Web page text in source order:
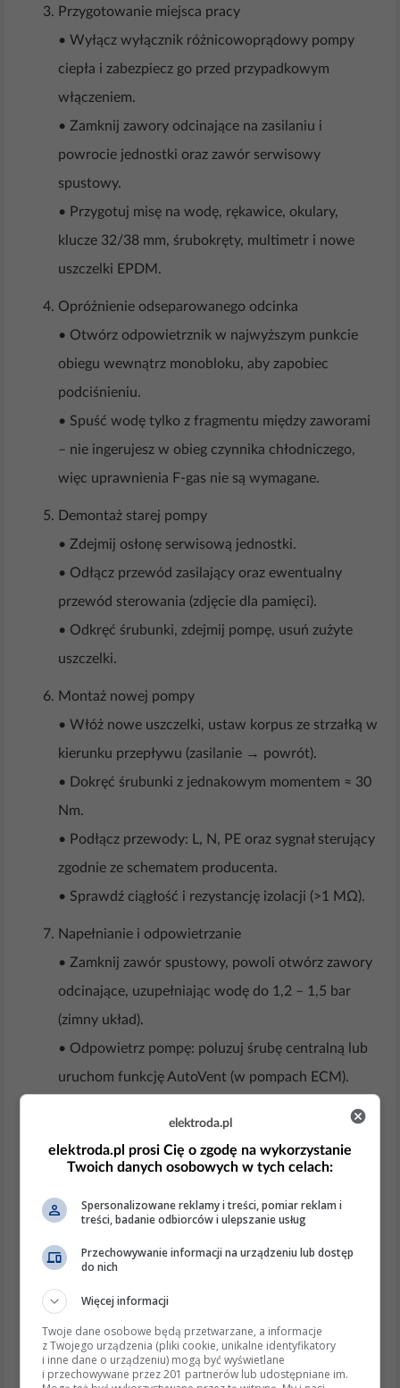
Przygotowanie miejsca pracy
• Wyłącz wyłącznik różnicowoprądowy pompy
ciepła i zabezpiecz go przed przypadkowym
włączeniem.
• Zamknij zawory odcinające na zasilaniu i
powrocie jednostki oraz zawór serwisowy
spustowy.
• Przygotuj misę na wodę, rękawice, okulary,
klucze 32/38 mm, śrubokręty, multimetr i nowe
uszczelki EPDM.
Opróżnienie odseparowanego odcinka
• Otwórz odpowietrznik w najwyższym punkcie
obiegu wewnątrz monobloku, aby zapobiec
podciśnieniu.
• Spuść wodę tylko z fragmentu między zaworami
– nie ingerujesz w obieg czynnika chłodniczego,
więc uprawnienia F-gas nie są wymagane.
Demontaż starej pompy
• Zdejmij osłonę serwisową jednostki.
• Odłącz przewód zasilający oraz ewentualny
przewód sterowania (zdjęcie dla pamięci).
• Odkręć śrubunki, zdejmij pompę, usuń zużyte
uszczelki.
Montaż nowej pompy
• Włóż nowe uszczelki, ustaw korpus ze strzałką w
kierunku przepływu (zasilanie → powrót).
• Dokręć śrubunki z jednakowym momentem ≈ 30
Nm.
• Podłącz przewody: L, N, PE oraz sygnał sterujący
zgodnie ze schematem producenta.
• Sprawdź ciągłość i rezystancję izolacji (>1 MΩ).
Napełnianie i odpowietrzanie
• Zamknij zawór spustowy, powoli otwórz zawory
odcinające, uzupełniając wodę do 1,2 – 1,5 bar
(zimny układ).
• Odpowietrz pompę: poluzuj śrubę centralną lub
uruchom funkcję AutoVent (w pompach ECM).
Rozruch i testy
• Przywróć zasilanie, aktywuj tryb serwisowy
„Pump test” w sterowniku York.
• Sprawdź: brak wycieków, stabilny przepływ (≥
• Po 24 h ponownie kontroluj ciśnienie – ubytki
świadczą o niedokładnym odpowietrzeniu.
Teoretyczne podstawy
elektroda.pl
elektroda.pl prosi Cię o zgodę na wykorzystanie
Twoich danych osobowych w tych celach:
Spersonalizowane reklamy i treści, pomiar reklam i
treści, badanie odbiorców i ulepszanie usług
Przechowywanie informacji na urządzeniu lub dostęp
do nich
Więcej informacji
Twoje dane osobowe będą przetwarzane, a informacje
z Twojego urządzenia (pliki cookie, unikalne identyfikatory
i inne dane o urządzeniu) mogą być wyświetlane
i przechowywane przez 201 partnerów lub udostępniane im.